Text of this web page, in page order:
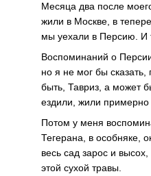
Месяца два после
жили в Москве, в
мы уехали в Персию. И
Воспоминаний о
но я не мог бы
быть, Тавриз, а может
ездили, жили примерно
Потом у меня
Тегерана, в особняке,
весь сад зарос и
этой сухой травы.